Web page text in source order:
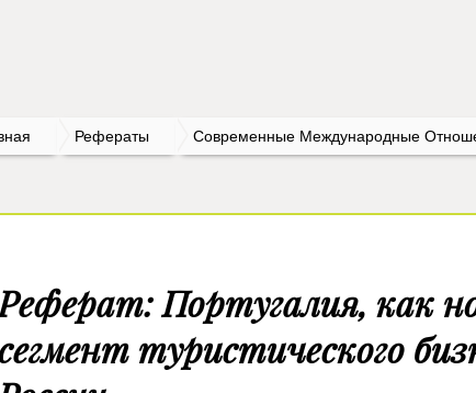
Рефераты Современные Международные
Португалия, как
туристического